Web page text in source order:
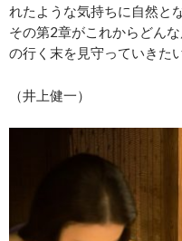
れたような気持ちに自然と
その第2章がこれからどん
の行く末を見守っていきたい
（井上健一）